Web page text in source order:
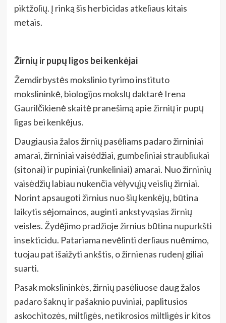
piktžolių. Į rinką šis herbicidas atkeliaus kitais
metais.
Žirnių ir pupų ligos bei kenkėjai
Žemdirbystės mokslinio tyrimo instituto
mokslininkė, biologijos mokslų daktarė Irena
Gaurilčikienė skaitė pranešimą apie žirnių ir pupų
ligas bei kenkėjus.
Daugiausia žalos žirnių pasėliams padaro žirniniai
amarai, žirniniai vaisėdžiai, gumbeliniai straubliukai
(sitonai) ir pupiniai (runkeliniai) amarai. Nuo žirninių
vaisėdžių labiau nukenčia vėlyvųjų veislių žirniai.
Norint apsaugoti žirnius nuo šių kenkėjų, būtina
laikytis sėjomainos, auginti ankstyvąsias žirnių
veisles. Žydėjimo pradžioje žirnius būtina nupurkšti
insekticidu. Patariama nevėlinti derliaus nuėmimo,
tuojau pat išaižyti ankštis, o žirnienas rudenį giliai
suarti.
Pasak mokslininkės, žirnių pasėliuose daug žalos
padaro šaknų ir pašaknio puviniai, paplitusios
askochitozės, miltligės, netikrosios miltligės ir kitos